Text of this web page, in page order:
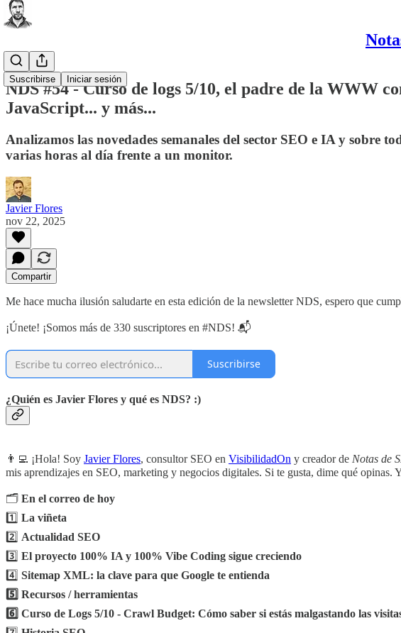
Suscribirse Iniciar sesión
NDS #54 - Curso de logs 5/10, el padre de la WWW
JavaScript... y más...
Analizamos las novedades semanales del sector SEO e IA y sobre
varias horas al día frente a un monitor.
Javier Flores
nov 22, 2025
Compartir
Me hace mucha ilusión saludarte en esta edición de la newsletter NDS, espero que
¡Únete! ¡Somos más de 330 suscriptores en #NDS! 📬
Suscribirse
¿Quién es Javier Flores y qué es NDS? :)
👨‍💻 ¡Hola! Soy Javier Flores, consultor SEO en VisibilidadOn y creador de Notas de
mis aprendizajes en SEO, marketing y negocios digitales. Si te gusta, dime qué opinas.
🗂️ En el correo de hoy
1️⃣ La viñeta
2️⃣ Actualidad SEO
3️⃣ El proyecto 100% IA y 100% Vibe Coding sigue creciendo
4️⃣ Sitemap XML: la clave para que Google te entienda
5️⃣ Recursos / herramientas
6️⃣ Curso de Logs 5/10 - Crawl Budget: Cómo saber si estás malgastando las